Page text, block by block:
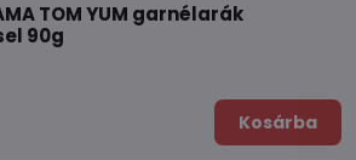
TOM YUM garnélarák
90g
Kosárba